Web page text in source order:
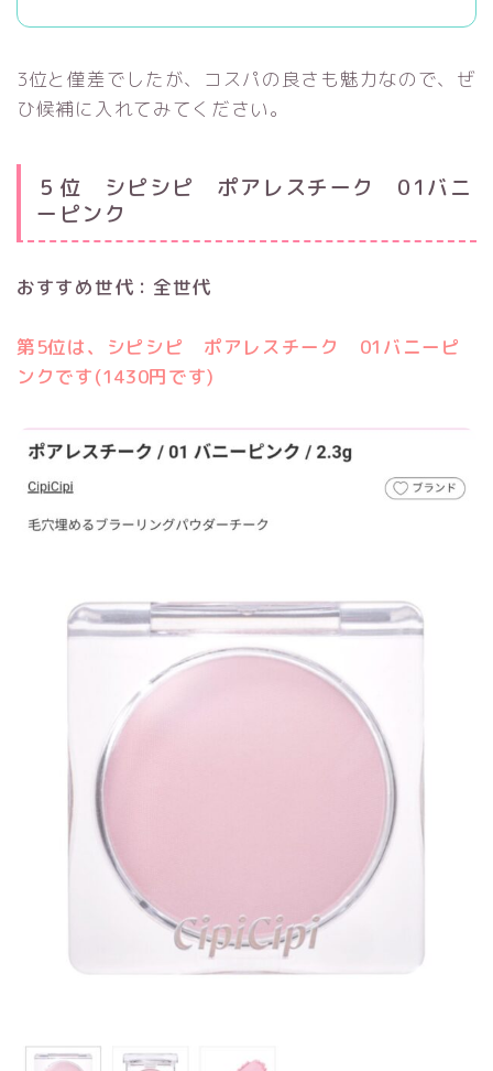
3位と僅差でしたが、コスパの良さも魅力なので、ぜ
ひ候補に入れてみてください。
５位 シピシピ ポアレスチーク 01バニ
ーピンク
おすすめ世代：全世代
第5位は、シピシピ ポアレスチーク 01バニーピ
ンクです(1430円です)